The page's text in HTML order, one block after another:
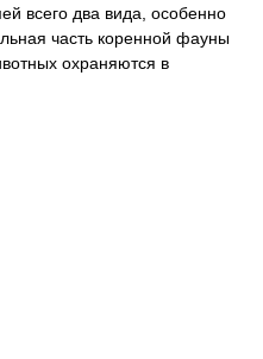
всего два вида, особенно
часть коренной фауны
охраняются в